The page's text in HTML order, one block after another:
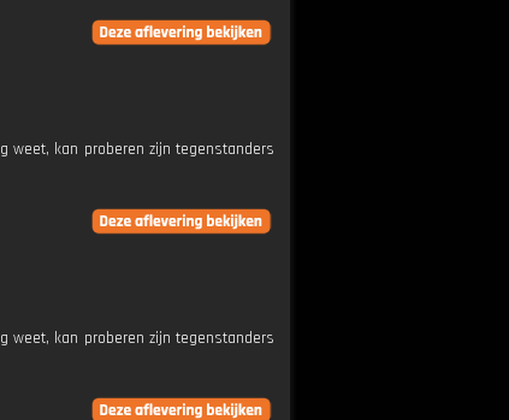
weet, kan proberen zijn tegenstanders
weet, kan proberen zijn tegenstanders